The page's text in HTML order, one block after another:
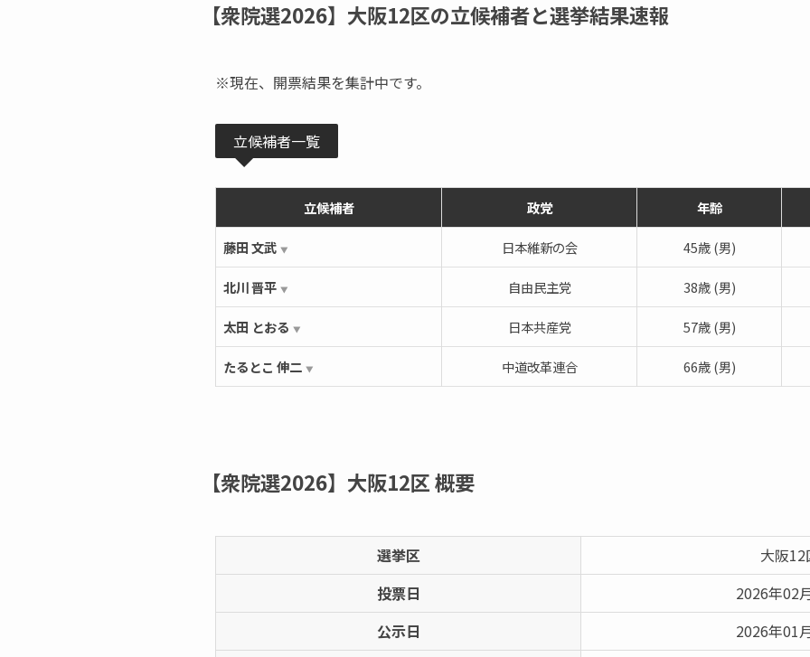
【衆院選2026】大阪12区の立候補者と選挙結果速報
※現在、開票結果を集計中です。
立候補者一覧
立候補者 政党 年齢
藤田 文武 ▼ 日本維新の会 45歳 (男)
北川 晋平 ▼ 自由民主党 38歳 (男)
太田 とおる ▼ 日本共産党 57歳 (男)
たるとこ 伸二 ▼ 中道改革連合 66歳 (男)
【衆院選2026】大阪12区概要
選挙区
大阪12
投票日
2026年02
公示日
2026年01